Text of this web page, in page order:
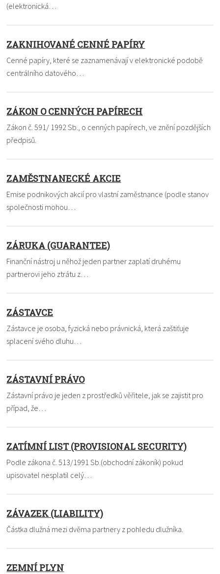
(elektronická…
ZAKNIHOVANÉ CENNÉ PAPÍRY
Cenné papíry, které se zaznamenávají v elektronické podobě
centrálního datového…
ZÁKON O CENNÝCH PAPÍRECH
Zákon č. 591/ 1992 Sb., o cenných papírech, ve znění pozdějších
předpisů.
ZAMĚSTNANECKÉ AKCIE
Emise podnikových akcií pro vlastní zaměstnance (podle stanov
společnosti mohou…
ZÁRUKA (GUARANTEE)
Finanční nástroj u něhož jeden partner zaplatí druhému
partnerovi jeho ztrátu z…
ZÁSTAVCE
Zástavce je osoba, fyzická nebo právnická, která zaštiťuje
splacení svého dluhu…
ZÁSTAVNÍ PRÁVO
Zástavní právo je jeden z prostředků věřitele, jak se zajistit pro
případ, že…
ZATÍMNÍ LIST (PROVISIONAL SECURITY)
Podle zákona č. 513/1991 Sb.(obchodní zákoník) pokud
upisovatel nesplatil celý…
ZÁVAZEK (LIABILITY)
Částka dlužná mezi dvěma partnery z pohledu dlužníka.
ZEMNÍ PLYN